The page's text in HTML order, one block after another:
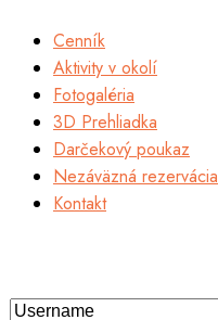
Cenník
Aktivity v okolí
Fotogaléria
3D Prehliadka
Darčekový poukaz
Nezáväzná rezervácia
Kontakt